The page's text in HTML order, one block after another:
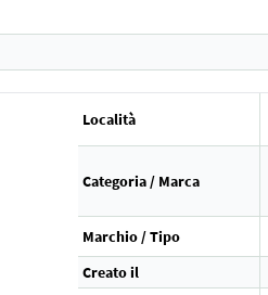
Località
Categoria / Marca
Marchio / Tipo
Creato il